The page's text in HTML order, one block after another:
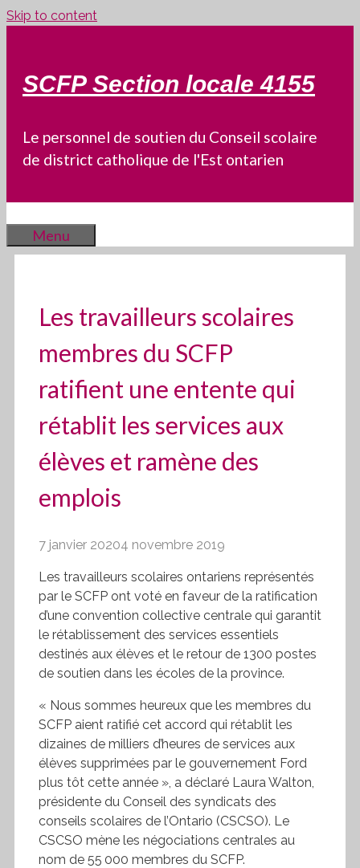
Skip to content
SCFP Section locale 4155
Le personnel de soutien du Conseil scolaire
de district catholique de l'Est ontarien
Menu
Les travailleurs scolaires
membres du SCFP
ratifient une entente qui
rétablit les services aux
élèves et ramène des
emplois
7 janvier 20204 novembre 2019
Les travailleurs scolaires ontariens représentés
par le SCFP ont voté en faveur de la ratification
d’une convention collective centrale qui garantit
le rétablissement des services essentiels
destinés aux élèves et le retour de 1300 postes
de soutien dans les écoles de la province.
« Nous sommes heureux que les membres du
SCFP aient ratifié cet accord qui rétablit les
dizaines de milliers d’heures de services aux
élèves supprimées par le gouvernement Ford
plus tôt cette année », a déclaré Laura Walton,
présidente du Conseil des syndicats des
conseils scolaires de l’Ontario (CSCSO). Le
CSCSO mène les négociations centrales au
nom de 55 000 membres du SCFP.